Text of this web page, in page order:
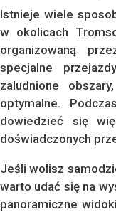
Istnieje wiele
w okolicach
organizowaną
specjalne
zaludnione
optymalne.
dowiedzieć się
doświadczonych
Jeśli wolisz
warto udać się na
panoramiczne